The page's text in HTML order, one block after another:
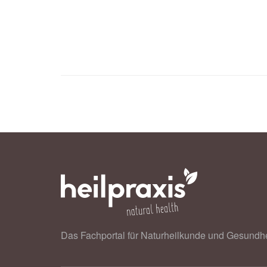
Das Fachportal für Naturheilkunde und